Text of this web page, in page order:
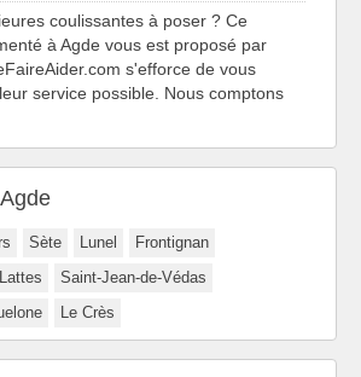
coulissantes à poser ? Ce
à Agde vous est proposé par
s'efforce de vous
service possible. Nous comptons
Sète Lunel
Frontignan
Lattes
Saint-Jean-de-Védas
Le Crès